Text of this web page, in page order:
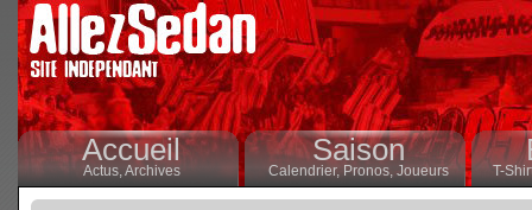
Accueil
Actus,Archives
Saison
Calendrier,Pronos, Joueurs T-